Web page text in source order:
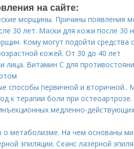
на сайте:
морщины. Причины появления
30 лет. Маски для кожи после 30
Кому могут подойти средства
кожей. От 30 до 40 лет
лица. Витамин С для
способы первичной и вторичной..
к терапии боли при
медленно-
о метаболизме. На чем основаны
эпиляции. Сеанс лазерной